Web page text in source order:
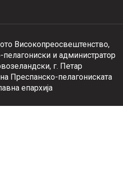
Високопреосвештенство,
и администратор
г. Петар
Преспанско-пелагониската
епархија